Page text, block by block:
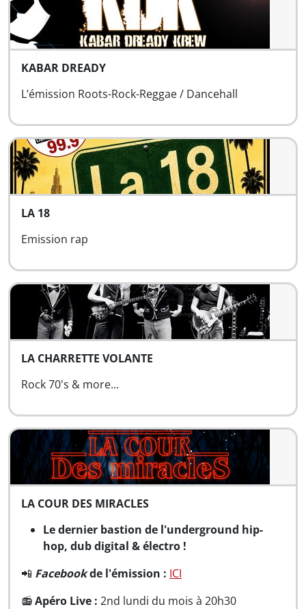
KABAR DREADY
L’émission Roots-Rock-Reggae / Dancehall
LA 18
Emission rap
LA CHARRETTE VOLANTE
Rock 70's & more...
LA COUR DES MIRACLES
Le dernier bastion de l'underground hip-
hop, dub digital & électro !
📲 Facebookde l'émission : ICI
📻Apéro Live : 2nd lundi du mois à 20h30